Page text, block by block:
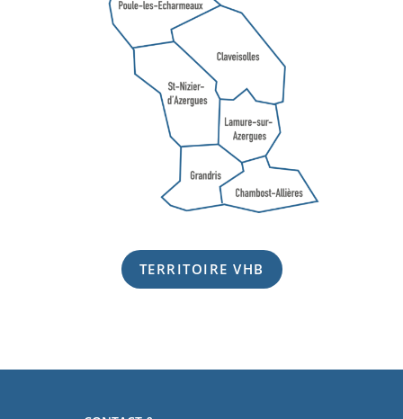
TERRITOIRE VHB